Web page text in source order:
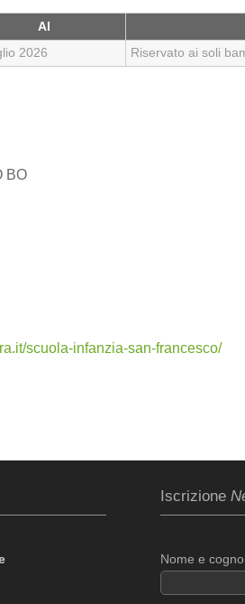
Al
2026 Riservato ai soli
BO
scuola-infanzia-san-francesco/
Iscrizione
Nome e